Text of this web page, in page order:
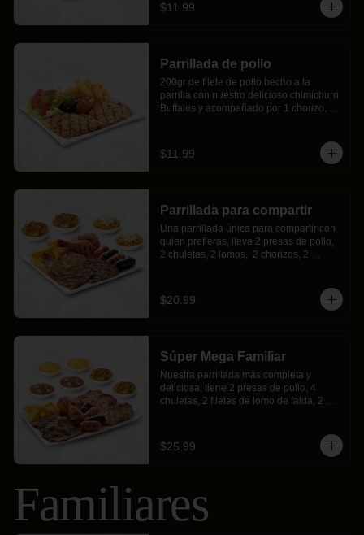
$11.99
Parrillada de pollo
200gr de filete de pollo hecho a la
parrilla con nuestro delicioso chimichurri
Buffalos y acompañado por 1 chorizo, 1
$11.99
Parrillada para compartir
Una parrillada única para compartir con
quien prefieras, lleva 2 presas de pollo,
2 chuletas, 2 lomos,  2 chorizos, 2
frescas y 2 porciones de arroz moro.
$20.99
Súper Mega Familiar
Nuestra parrillada más completa y
deliciosa, tiene 2 presas de pollo, 4
chuletas, 2 filetes de lomo de falda, 2
menestra a tu elección, 2 ensaladas
frescas Buffalos y crujientes papas fritas,
$25.99
Familiares